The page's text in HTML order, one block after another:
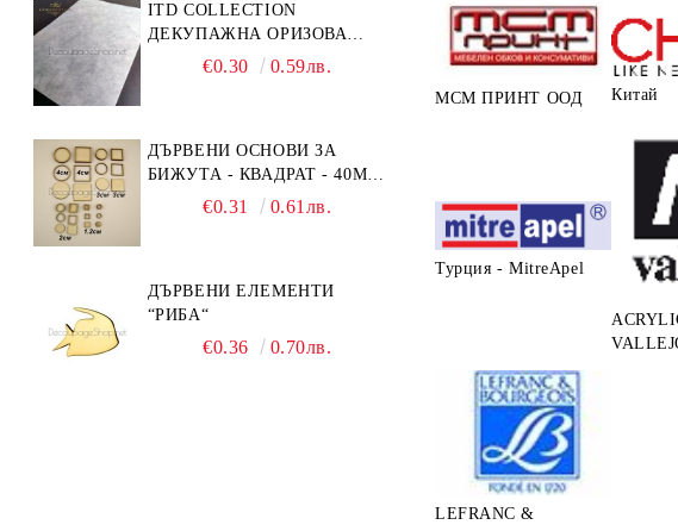
ITD COLLECTION
ДЕКУПАЖНА ОРИЗОВА
ХАРТИЯ А5 БЯЛА - RC044
€0.30 0.59лв.
ДЪРВЕНИ ОСНОВИ ЗА
БИЖУТА - КВАДРАТ - 40ММ
- ОСНОВИ + РАМКА
€0.31 0.61лв.
ДЪРВЕНИ ЕЛЕМЕНТИ
“РИБА“
€0.36 0.70лв.
МСМ ПРИНТ ООД Китай
Турция - MitreApel
LEFRANC &